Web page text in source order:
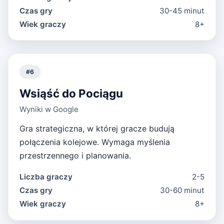
Czas gry
30-45 minut
Wiek graczy
8+
#6
Wsiąść do Pociągu
Wyniki w Google
Gra strategiczna, w której gracze budują
połączenia kolejowe. Wymaga myślenia
przestrzennego i planowania.
Liczba graczy
2-5
Czas gry
30-60 minut
Wiek graczy
8+